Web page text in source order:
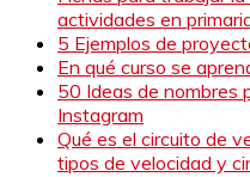
actividades en
5 Ejemplos de
En qué curso se
50 Ideas de nombres
Instagram
Qué es el circuito de
tipos de velocidad y